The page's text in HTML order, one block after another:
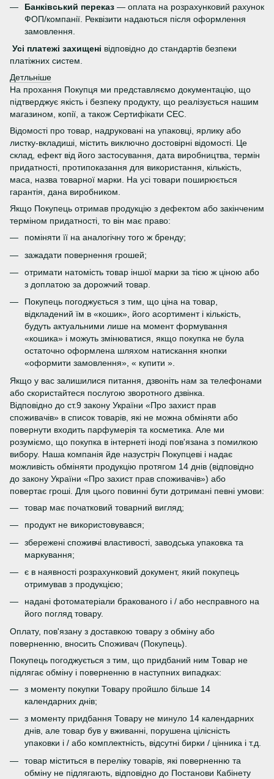
Банківський переказ — оплата на розрахунковий рахунок
ФОП/компанії. Реквізити надаються після оформлення
замовлення.
Усі платежі захищені відповідно до стандартів безпеки
платіжних систем.
Детльніше
На прохання Покупця ми представляємо документацію, що
підтверджує якість і безпеку продукту, що реалізується нашим
магазином, копії, а також Сертифікати СЕС.
Відомості про товар, надруковані на упаковці, ярлику або
листку-вкладиші, містить виключно достовірні відомості. Це
склад, ефект від його застосування, дата виробництва, термін
придатності, протипоказання для використання, кількість,
маса, назва товарної марки. На усі товари поширюється
гарантія, дана виробником.
Якщо Покупець отримав продукцію з дефектом або закінченим
терміном придатності, то він має право:
поміняти її на аналогічну того ж бренду;
зажадати повернення грошей;
отримати натомість товар іншої марки за тією ж ціною або
з доплатою за дорожчий товар.
Покупець погоджується з тим, що ціна на товар,
відкладений їм в «кошик», його асортимент і кількість,
будуть актуальними лише на момент формування
«кошика» і можуть змінюватися, якщо покупка не була
остаточно оформлена шляхом натискання кнопки
«оформити замовлення», « купити ».
Якщо у вас залишилися питання, дзвоніть нам за телефонами
або скористайтеся послугою зворотного дзвінка.
Відповідно до ст.9 закону України «Про захист прав
споживачів» в список товарів, які не можна обміняти або
повернути входить парфумерія та косметика. Але ми
розуміємо, що покупка в інтернеті іноді пов'язана з помилкою
вибору. Наша компанія йде назустріч Покупцеві і надає
можливість обміняти продукцію протягом 14 днів (відповідно
до закону України «Про захист прав споживачів») або
повертає гроші. Для цього повинні бути дотримані певні умови:
товар має початковий товарний вигляд;
продукт не використовувався;
збережені споживчі властивості, заводська упаковка та
маркування;
є в наявності розрахунковий документ, який покупець
отримував з продукцією;
надані фотоматеріали бракованого і / або несправного на
його погляд товару.
Оплату, пов'язану з доставкою товару з обміну або
поверненню, вносить Споживач (Покупець).
Покупець погоджується з тим, що придбаний ним Товар не
підлягає обміну і поверненню в наступних випадках:
з моменту покупки Товару пройшло більше 14
календарних днів;
з моменту придбання Товару не минуло 14 календарних
днів, але товар був у вживанні, порушена цілісність
упаковки і / або комплектність, відсутні бирки / цінника і т.д.
товар міститься в переліку товарів, які поверненню та
обміну не підлягають, відповідно до Постанови Кабінету